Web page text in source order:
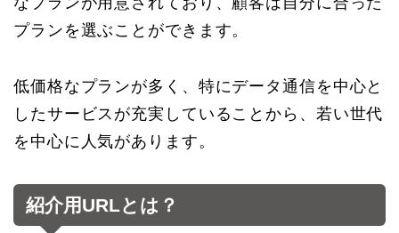
プランを選ぶことができます。
低価格なプランが多く、特にデータ通信を中心と
したサービスが充実していることから、若い世代
を中心に人気があります。
紹介用URLとは？